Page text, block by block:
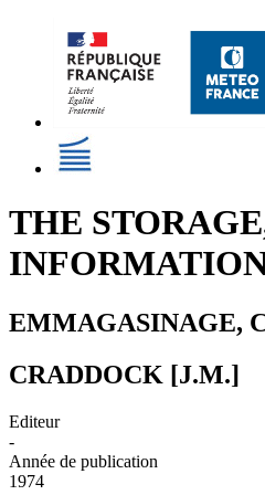
THE
EMMAGASINAGE,
CRADDOCK [J.M.]
Editeur
-
Année de publication
1974